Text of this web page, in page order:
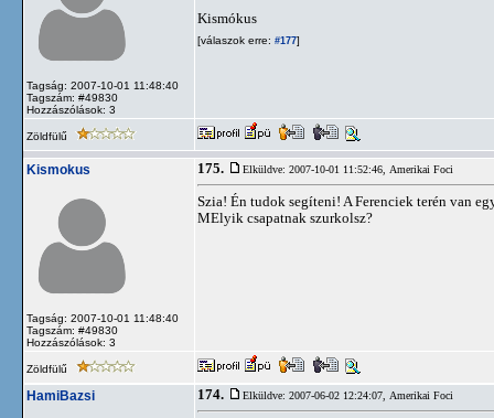
Tagság: 2007-10-01 11:48:40
Tagszám: #49830
Hozzászólások: 3
Kismókus
[válaszok erre: #177]
Zöldfülű
Kismokus
Tagság: 2007-10-01 11:48:40
Tagszám: #49830
Hozzászólások: 3
175. Elküldve: 2007-10-01 11:52:46, Amerikai Foci
Szia! Én tudok segíteni! A Ferenciek terén van
MElyik csapatnak szurkolsz?
Zöldfülű
HamiBazsi 174. Elküldve: 2007-06-02 12:24:07, Amerikai Foci